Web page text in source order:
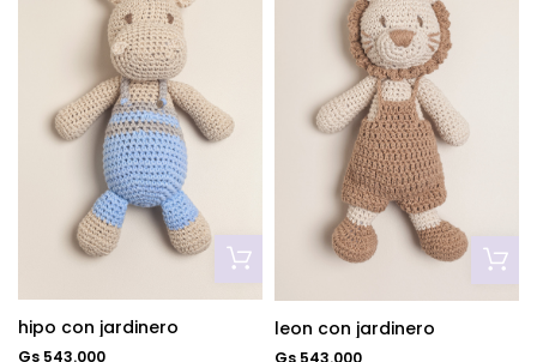
hipo con jardinero
Gs 543.000
leon con jardinero
Gs 543.000